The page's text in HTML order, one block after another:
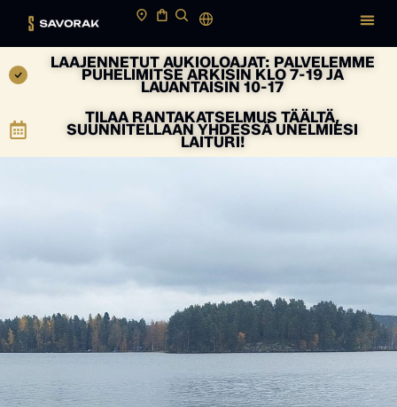
LAAJENNETUT AUKIOLOAJAT: PALVELEMME
PUHELIMITSE ARKISIN KLO 7-19 JA
LAUANTAISIN 10-17
TILAA RANTAKATSELMUS TÄÄLTÄ,
SUUNNITELLAAN YHDESSÄ UNELMIESI
LAITURI!